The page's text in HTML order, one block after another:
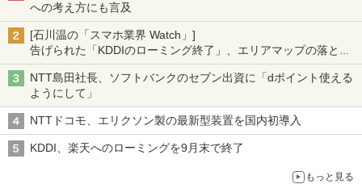
への考え方にも言及
[石川温の「スマホ業界 Watch」]
告げられた「KDDIのローミング終了」、エリアマップの落とし
穴と楽天モバイルの課題
NTT島田社長、ソフトバンクのセブン出資に「dポイント使える
ようにして」
NTTドコモ、エリクソン製の最新型装置を国内初導入
KDDI、楽天へのローミングを9月末で終了
もっと見る